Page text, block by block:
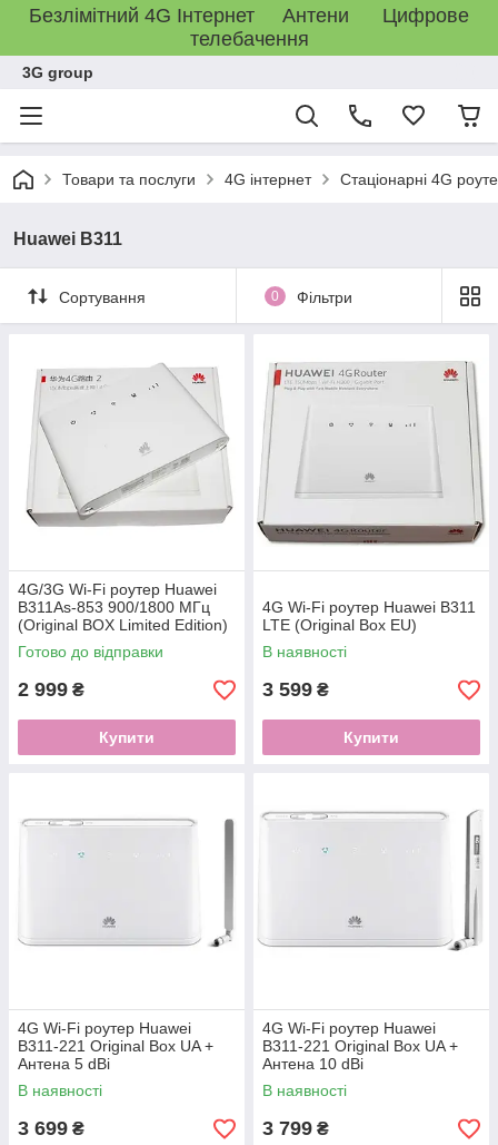
Безлімітний 4G Інтернет Антени Цифрове
телебачення
3G group
Товари та послуги 4G інтернет Стаціонарні 4G
Huawei B311
Сортування 0 Фільтри
4G/3G Wi-Fi роутер Huawei
B311As-853 900/1800 МГц
(Original BOX Limited Edition)
Готово до відправки
2 999 ₴
Купити
4G Wi-Fi роутер Huawei B311
LTE (Original Box EU)
В наявності
3 599 ₴
Купити
4G Wi-Fi роутер Huawei
B311-221 Original Box UA +
Антена 5 dBi
В наявності
3 699 ₴
4G Wi-Fi роутер Huawei
B311-221 Original Box UA +
Антена 10 dBi
В наявності
3 799 ₴